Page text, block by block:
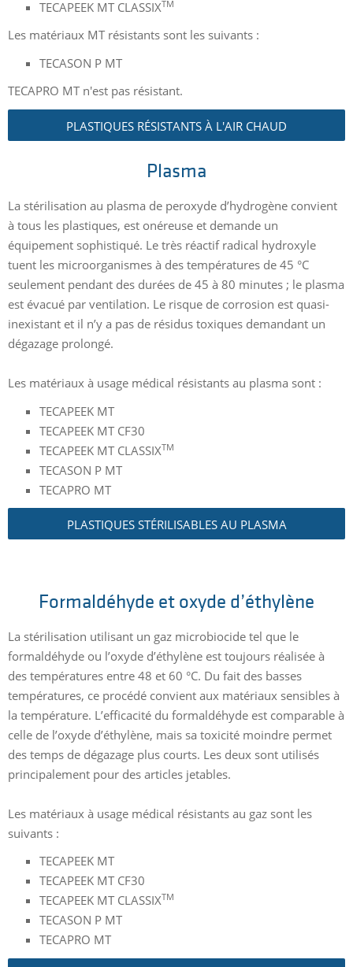
TECAPEEK MT CLASSIXTM
Les matériaux MT résistants sont les suivants :
TECASON P MT
TECAPRO MT n'est pas résistant.
PLASTIQUES RÉSISTANTS À L'AIR CHAUD
Plasma
La stérilisation au plasma de peroxyde d’hydrogène convient
à tous les plastiques, est onéreuse et demande un
équipement sophistiqué. Le très réactif radical hydroxyle
tuent les microorganismes à des températures de 45 °C
seulement pendant des durées de 45 à 80 minutes ; le plasma
est évacué par ventilation. Le risque de corrosion est quasi-
inexistant et il n’y a pas de résidus toxiques demandant un
dégazage prolongé.
Les matériaux à usage médical résistants au plasma sont :
TECAPEEK MT
TECAPEEK MT CF30
TECAPEEK MT CLASSIXTM
TECASON P MT
TECAPRO MT
PLASTIQUES STÉRILISABLES AU PLASMA
Formaldéhyde et oxyde d’éthylène
La stérilisation utilisant un gaz microbiocide tel que le
formaldéhyde ou l’oxyde d’éthylène est toujours réalisée à
des températures entre 48 et 60 °C. Du fait des basses
températures, ce procédé convient aux matériaux sensibles à
la température. L’efficacité du formaldéhyde est comparable à
celle de l’oxyde d’éthylène, mais sa toxicité moindre permet
des temps de dégazage plus courts. Les deux sont utilisés
principalement pour des articles jetables.
Les matériaux à usage médical résistants au gaz sont les
suivants :
TECAPEEK MT
TECAPEEK MT CF30
TECAPEEK MT CLASSIXTM
TECASON P MT
TECAPRO MT